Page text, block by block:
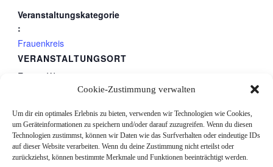
Cookie-Zustimmung verwalten
Um dir ein optimales Erlebnis zu bieten, verwenden wir Technologien wie Cookies,
um Geräteinformationen zu speichern und/oder darauf zuzugreifen. Wenn du diesen
Technologien zustimmst, können wir Daten wie das Surfverhalten oder eindeutige IDs
auf dieser Website verarbeiten. Wenn du deine Zustimmung nicht erteilst oder
zurückziehst, können bestimmte Merkmale und Funktionen beeinträchtigt werden.
Veranstaltungskategorie
:
Frauenkreis
VERANSTALTUNGSORT
Eigene Wege
gestratz
88167 Deutschland
Google Karte anzeigen
Telefon
015737826140